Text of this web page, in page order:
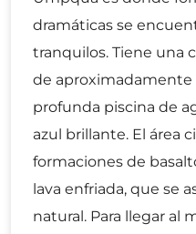
dramáticas se
tranquilos. Tiene una
de aproximadamente
profunda piscina de
azul brillante. El área
formaciones de
lava enfriada, que se
natural. Para llegar al